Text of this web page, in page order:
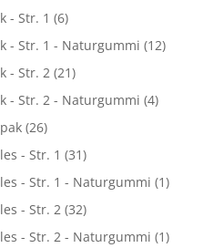
- Str. 1 (6)
- Str. 1 - Naturgummi (12)
- Str. 2 (21)
- Str. 2 - Naturgummi (4)
(26)
- Str. 1 (31)
- Str. 1 - Naturgummi (1)
- Str. 2 (32)
- Str. 2 - Naturgummi (1)